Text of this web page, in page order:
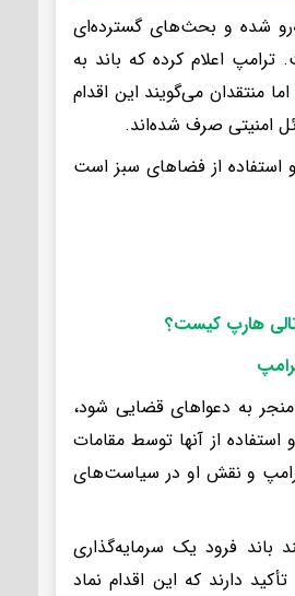
شده و بحث‌های گسترده‌ای
اعلام کرده که باند به
می‌گویند این اقدام
امنیتی صرف شده‌اند.
از فضاهای سبز است
هارپ کیست؟
به دعواهای قضایی شود،
از آنها توسط مقامات
و نقش او در سیاست‌های
باند فرود یک سرمایه‌گذاری
دارند که این اقدام نماد